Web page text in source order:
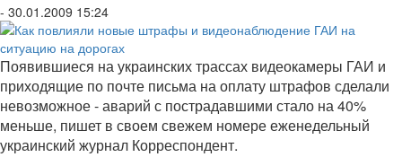
- 30.01.2009 15:24
Появившиеся на украинских трассах видеокамеры ГАИ и
приходящие по почте письма на оплату штрафов сделали
невозможное - аварий с пострадавшими стало на 40%
меньше, пишет в своем свежем номере еженедельный
украинский журнал Корреспондент.